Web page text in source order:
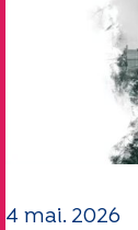
4 mai. 2026